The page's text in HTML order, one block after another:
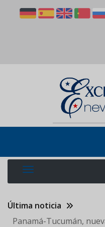
Última noticia
Panamá-Tucumán,